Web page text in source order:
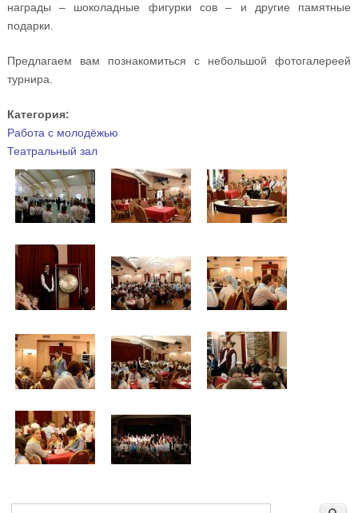
награды – шоколадные фигурки сов – и другие памятные
подарки.
Предлагаем вам познакомиться с небольшой фотогалереей
турнира.
Категория:
Работа с молодёжью
Театральный зал